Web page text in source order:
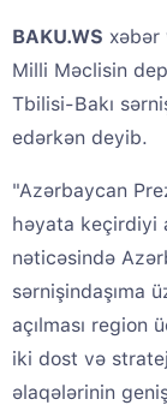
BAKU.WS xəbər
Milli Məclisin
Tbilisi-Bakı
edərkən deyib.
"Azərbaycan
həyata keçirdiyi
nəticəsində
sərnişindaşıma
açılması region
iki dost və
əlaqələrinin